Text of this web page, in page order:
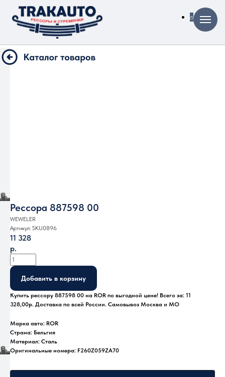
Рессора 887598 00
WEWELER
Артикул: SKU0896
11 328
р.
Добавить в корзину
Купить рессору 887598 00 на ROR по выгодной цене! Всего за: 11
328,00р. Доставка по всей России. Самовывоз Москва и МО
Марка авто: ROR
Страна: Бельгия
Материал: Сталь
Оригинальные номера: F260Z059ZA70